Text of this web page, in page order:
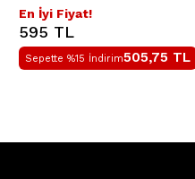
En İyi Fiyat!
595 TL
Sepette %15 İndirim505,75 TL